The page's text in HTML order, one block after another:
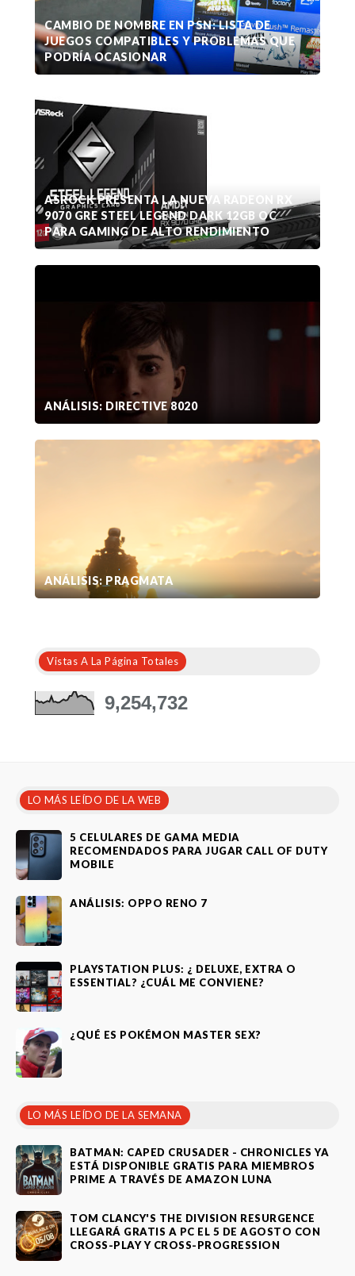
CAMBIO DE NOMBRE EN PSN: LISTA DE
JUEGOS COMPATIBLES Y PROBLEMAS QUE
PODRÍA OCASIONAR
ASROCK PRESENTA LA NUEVA RADEON RX
9070 GRE STEEL LEGEND DARK 12GB OC
PARA GAMING DE ALTO RENDIMIENTO
ANÁLISIS: DIRECTIVE 8020
ANÁLISIS: PRAGMATA
Vistas A La Página Totales
9,254,732
LO MÁS LEÍDO DE LA WEB
5 CELULARES DE GAMA MEDIA
RECOMENDADOS PARA JUGAR CALL OF DUTY
MOBILE
ANÁLISIS: OPPO RENO 7
PLAYSTATION PLUS: ¿ DELUXE, EXTRA O
ESSENTIAL? ¿CUÁL ME CONVIENE?
¿QUÉ ES POKÉMON MASTER SEX?
LO MÁS LEÍDO DE LA SEMANA
BATMAN: CAPED CRUSADER - CHRONICLES YA
ESTÁ DISPONIBLE GRATIS PARA MIEMBROS
PRIME A TRAVÉS DE AMAZON LUNA
TOM CLANCY'S THE DIVISION RESURGENCE
LLEGARÁ GRATIS A PC EL 5 DE AGOSTO CON
CROSS-PLAY Y CROSS-PROGRESSION